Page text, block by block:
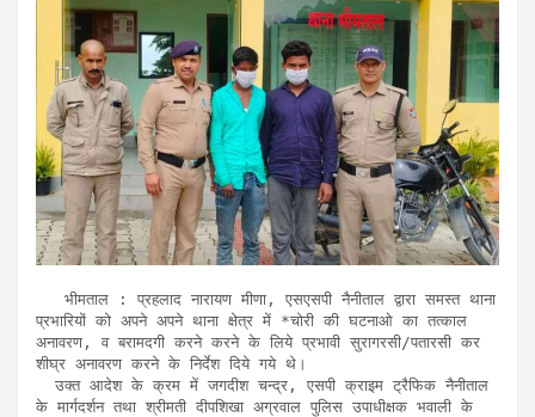
प्रभारियों को अपने अपने थाना क्षेत्र में *चोरी की घटनाओ का तत्काल
अनावरण, व बरामदगी करने करने के लिये प्रभावी सुरागरसी/पतारसी कर
शीघ्र अनावरण करने के निर्देश दिये गये थे।
के मार्गदर्शन तथा श्रीमती दीपशिखा अग्रवाल पुलिस उपाधीक्षक भवाली के